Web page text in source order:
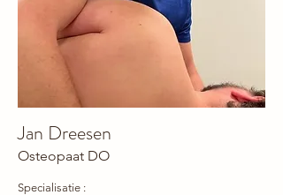
Jan Dreesen
Osteopaat DO
Specialisatie :